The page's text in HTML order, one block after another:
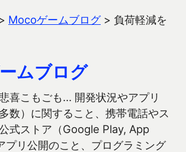
Mocoゲームブログ> 負荷軽減を
ムブログ
喜こもごも… 開発状況やアプリ
数）に関すること、携帯電話やス
式ストア（Google Play, App
プリ公開のこと、プログラミング